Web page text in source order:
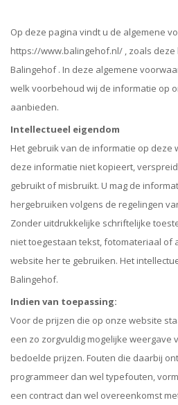
Op deze pagina vindt u de algemene
https://www.balingehof.nl/ , zoals
Balingehof . In deze algemene
welk voorbehoud wij de informatie op
aanbieden.
Intellectueel eigendom
Het gebruik van de informatie op deze
deze informatie niet kopieert,
gebruikt of misbruikt. U mag de
hergebruiken volgens de regelingen
Zonder uitdrukkelijke schriftelijke
niet toegestaan tekst, fotomateriaal of
website her te gebruiken. Het
Balingehof.
Indien van toepassing:
Voor de prijzen die op onze website
een zo zorgvuldig mogelijke weergave
bedoelde prijzen. Fouten die daarbij
programmeer dan wel typefouten,
een contract dan wel overeenkomst